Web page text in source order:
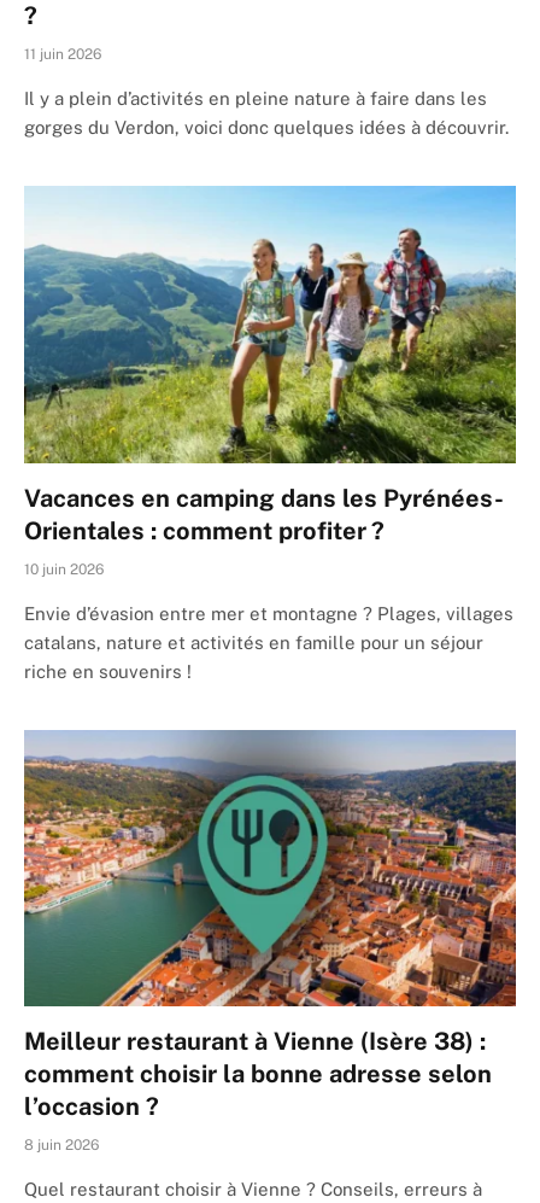
?
11 juin 2026
Il y a plein d’activités en pleine nature à faire dans les
gorges du Verdon, voici donc quelques idées à découvrir.
Vacances en camping dans les Pyrénées-
Orientales : comment profiter ?
10 juin 2026
Envie d’évasion entre mer et montagne ? Plages, villages
catalans, nature et activités en famille pour un séjour
riche en souvenirs !
Meilleur restaurant à Vienne (Isère 38) :
comment choisir la bonne adresse selon
l’occasion ?
8 juin 2026
Quel restaurant choisir à Vienne ? Conseils, erreurs à